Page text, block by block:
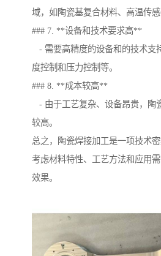
域，如陶瓷基复合材料、高温传感
### 7. **设备和技术要求高**
- 需要高精度的设备和的技术支
度控制和压力控制等。
### 8. **成本较高**
- 由于工艺复杂、设备昂贵，陶
较高。
总之，陶瓷焊接加工是一项技术
考虑材料特性、工艺方法和应用
效果。